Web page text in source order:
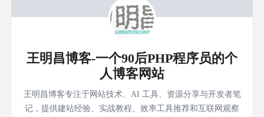
王明昌博客-一个90后PHP程序员的个
人博客网站
王明昌博客专注于网站技术、AI 工具、资源分享与开发者笔
记，提供建站经验、实战教程、效率工具推荐和互联网观察